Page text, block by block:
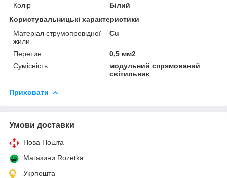
Колір
Білий
Користувальницькі характеристики
Матеріал струмопровідної
жили
Cu
Перетин
0,5 мм2
Сумісність
модульний спрямований
світильник
Приховати
Умови доставки
Нова Пошта
Магазини Rozetka
Укрпошта